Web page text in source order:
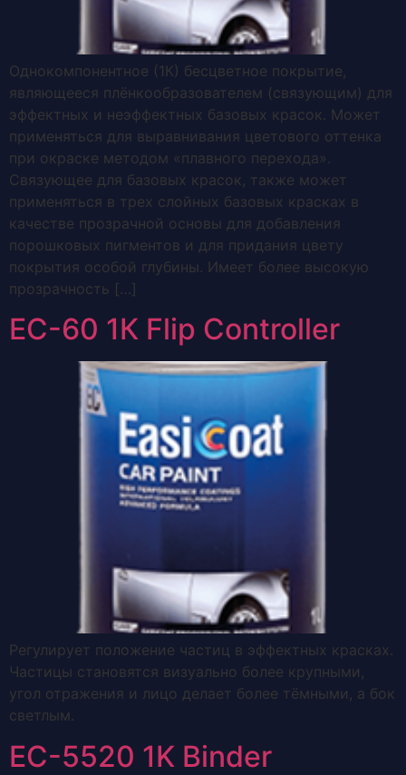
Однокомпонентное (1К) бесцветное покрытие,
являющееся плёнкообразователем (связующим) для
эффектных и неэффектных базовых красок. Может
применяться для выравнивания цветового оттенка
при окраске методом «плавного перехода».
Связующее для базовых красок, также может
применяться в трех слойных базовых красках в
качестве прозрачной основы для добавления
порошковых пигментов и для придания цвету
покрытия особой глубины. Имеет более высокую
прозрачность […]
EC-60 1К Flip Controller
Регулирует положение частиц в эффектных красках.
Частицы становятся визуально более крупными,
угол отражения и лицо делает более тёмными, а бок
светлым.
EC-5520 1K Binder